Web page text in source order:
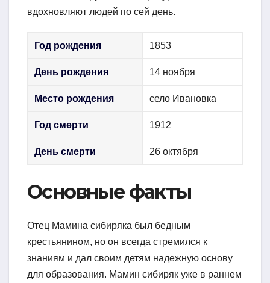
вдохновляют людей по сей день.
Год рождения 1853
День рождения 14 ноября
Место рождения село Ивановка
Год смерти 1912
День смерти 26 октября
Основные факты
Отец Мамина сибиряка был бедным
крестьянином, но он всегда стремился к
знаниям и дал своим детям надежную основу
для образования. Мамин сибиряк уже в раннем